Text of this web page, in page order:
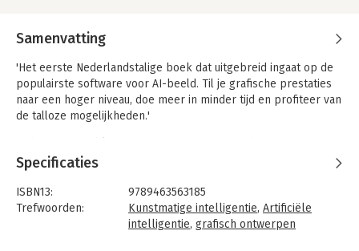
Samenvatting
'Het eerste Nederlandstalige boek dat uitgebreid ingaat op de
populairste software voor AI-beeld. Til je grafische prestaties
naar een hoger niveau, doe meer in minder tijd en profiteer van
de talloze mogelijkheden.'
van AI-software (kunstmatige intelligentie) die opeens
gemeengoed zijn. Met deze op generatieve AI gebaseerde
software maak je in een handomdraai de meest fraaie
afbeeldingen. En dat in een fractie van de tijd die handmatig
werk zou duren, en vaak ook nog tegen een fractie van de
Specificaties
ISBN13:
9789463563185
Trefwoorden:
Kunstmatige intelligentie, Artificiële
intelligentie, grafisch ontwerpen